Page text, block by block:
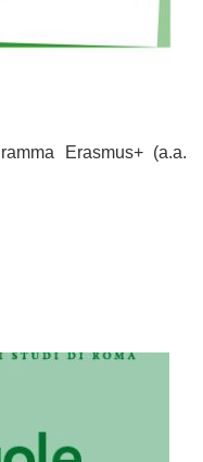
Erasmus+ (a.a.